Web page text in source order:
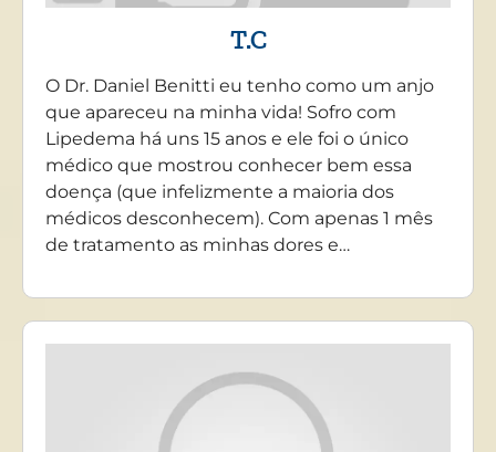
T.C
O Dr. Daniel Benitti eu tenho como um anjo
que apareceu na minha vida! Sofro com
Lipedema há uns 15 anos e ele foi o único
médico que mostrou conhecer bem essa
doença (que infelizmente a maioria dos
médicos desconhecem). Com apenas 1 mês
de tratamento as minhas dores e…